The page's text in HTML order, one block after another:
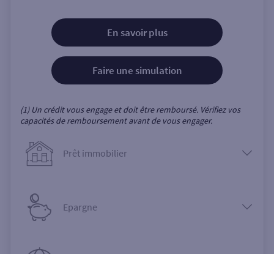
En savoir plus
Faire une simulation
(1) Un crédit vous engage et doit être remboursé. Vérifiez vos
capacités de remboursement avant de vous engager.
Prêt immobilier
Epargne